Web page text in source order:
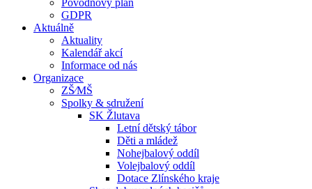
Povodňový plán
GDPR
Aktuálně
Aktuality
Kalendář akcí
Informace od nás
Organizace
ZŠ⁄MŠ
Spolky & sdružení
SK Žlutava
Letní dětský tábor
Děti a mládež
Nohejbalový oddíl
Volejbalový oddíl
Dotace Zlínského kraje